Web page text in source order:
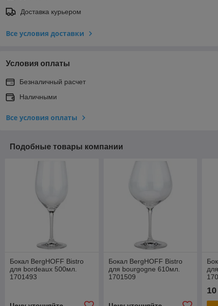
Доставка курьером
Все условия доставки
Условия оплаты
Безналичный расчет
Наличными
Все условия оплаты
Подобные товары компании
Бокал BergHOFF Bistro
для bordeaux 500мл.
1701493
Бокал BergHOFF Bistro
для bourgogne 610мл.
1701509
10